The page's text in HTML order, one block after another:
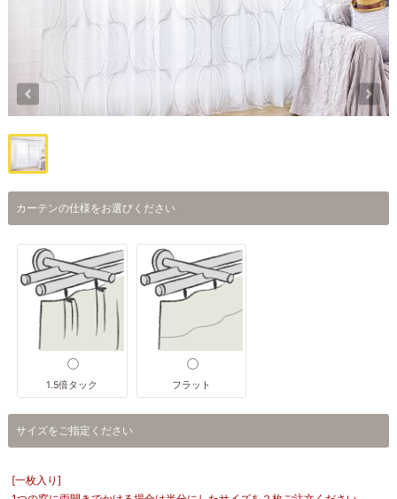
カーテンの仕様をお選びください
1.5倍タック フラット
サイズをご指定ください
[一枚入り]